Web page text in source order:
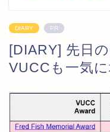
DIARY PR
[DIARY] 先日
VUCCも一気